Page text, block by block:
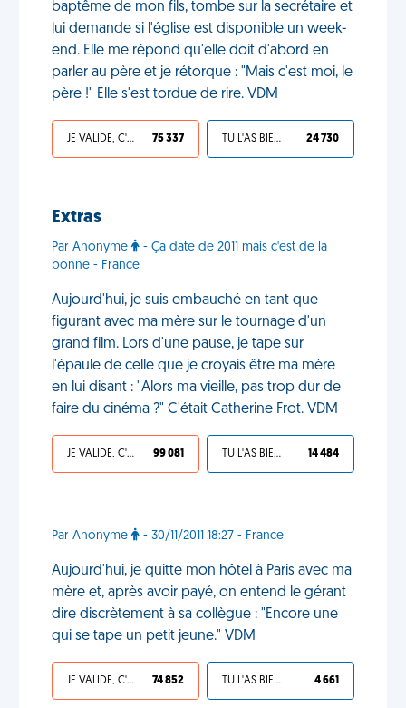
baptême de mon fils, tombe sur la secrétaire et
lui demande si l'église est disponible un week-
end. Elle me répond qu'elle doit d'abord en
parler au père et je rétorque : "Mais c'est moi, le
père !" Elle s'est tordue de rire. VDM
JE VALIDE, C'EST UNE VDM 75 337 TU L'AS BIEN MÉRITÉ 24 730
Extras
Par Anonyme
- Ça date de 2011 mais c'est de la
bonne - France
Aujourd'hui, je suis embauché en tant que
figurant avec ma mère sur le tournage d'un
grand film. Lors d'une pause, je tape sur
l'épaule de celle que je croyais être ma mère
en lui disant : "Alors ma vieille, pas trop dur de
faire du cinéma ?" C'était Catherine Frot. VDM
JE VALIDE, C'EST UNE VDM 99 081 TU L'AS BIEN MÉRITÉ 14 484
Par Anonyme - 30/11/2011 18:27 - France
Aujourd'hui, je quitte mon hôtel à Paris avec ma
mère et, après avoir payé, on entend le gérant
dire discrètement à sa collègue : "Encore une
qui se tape un petit jeune." VDM
JE VALIDE, C'EST UNE VDM 74 852 TU L'AS BIEN MÉRITÉ 4 661